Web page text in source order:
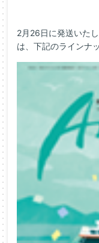
2月26日に発送いた
は、下記のラインナ